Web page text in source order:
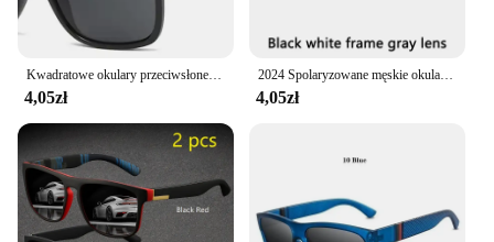
Kwadratowe okulary przeciwsłoneczne męskie klasyczne QS056 marka Design podróżne sportowe okulary przeciwsłoneczne do jazdy dla mężczyzn okulary przeciwsłoneczne męskie UV400
4,05zł
2024 Spolaryzowane męskie okulary przeciwsłoneczne Marka Projektant Męskie okulary przeciwsłoneczne do jazdy Męskie okulary przeciwsłoneczne dla mężczyzn Retro Tanie Luksusowe kobiety UV400 Gafas
4,05zł